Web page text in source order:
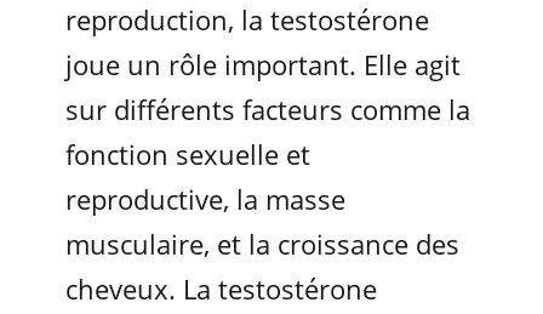
reproduction, la testostérone
joue un rôle important. Elle agit
sur différents facteurs comme la
fonction sexuelle et
reproductive, la masse
musculaire, et la croissance des
cheveux. La testostérone